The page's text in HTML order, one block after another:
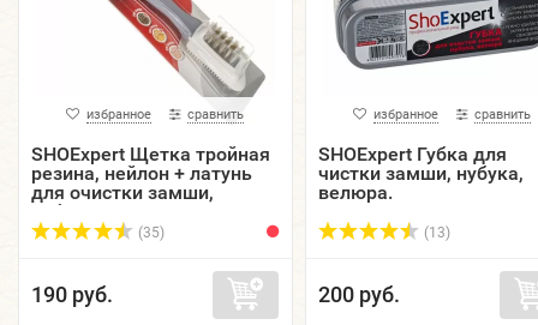
избранное сравнить
SHOExpert Щетка тройная
резина, нейлон + латунь
для очистки замши,
нубука, велюра.
(35)
190 руб.
избранное сравнить
SHOExpert Губка для
чистки замши, нубука,
велюра.
(13)
200 руб.